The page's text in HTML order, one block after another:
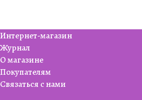
Интернет-магазин
Журнал
О магазине
Покупателям
Связаться с нами